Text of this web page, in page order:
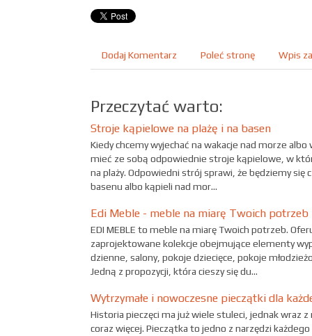
Dodaj Komentarz Poleć stronę Wpis
Przeczytać warto:
Stroje kąpielowe na plażę i na basen
Kiedy chcemy wyjechać na wakacje nad morze
mieć ze sobą odpowiednie stroje kąpielowe, w
na plaży. Odpowiedni strój sprawi, że będziemy
basenu albo kąpieli nad mor...
Edi Meble - meble na miarę Twoich potrzeb
EDI MEBLE to meble na miarę Twoich potrzeb.
zaprojektowane kolekcje obejmujące elementy
dzienne, salony, pokoje dziecięce, pokoje
Jedną z propozycji, która cieszy się du...
Wytrzymałe i nowoczesne pieczątki dla
Historia pieczęci ma już wiele stuleci, jednak wraz
coraz więcej. Pieczątka to jedno z narzędzi